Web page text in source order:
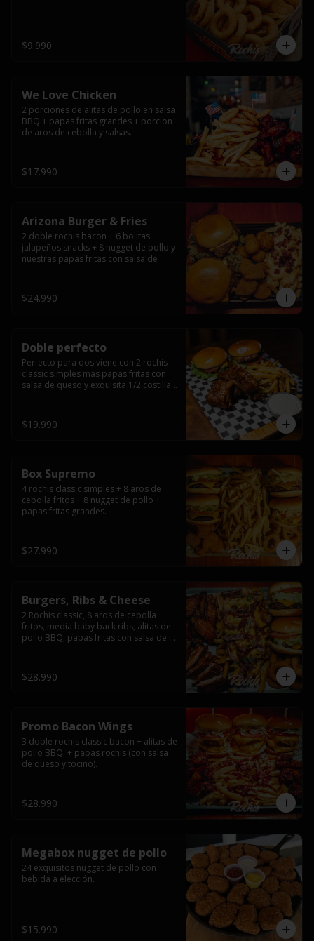
$9.990
We Love Chicken
2 porciones de alitas de pollo en salsa
BBQ + papas fritas grandes + porcion
de aros de cebolla y salsas.
$17.990
Arizona Burger & Fries
2 doble rochis bacon + 6 bolitas
jalapeños snacks + 8 nugget de pollo y
nuestras papas fritas con salsa de
$24.990
Doble perfecto
Perfecto para dos viene con 2 rochis
classic simples mas papas fritas con
salsa de queso y exquisita 1/2 costilla
$19.990
Box Supremo
4 rochis classic simples + 8 aros de
cebolla fritos + 8 nugget de pollo +
papas fritas grandes.
$27.990
Burgers, Ribs & Cheese
2 Rochis classic, 8 aros de cebolla
fritos, media baby back ribs, alitas de
pollo BBQ, papas fritas con salsa de
$28.990
Promo Bacon Wings
3 doble rochis classic bacon + alitas de
pollo BBQ. + papas rochis (con salsa
de queso y tocino).
$28.990
Megabox nugget de pollo
24 exquisitos nugget de pollo con
bebida a elección.
$15.990